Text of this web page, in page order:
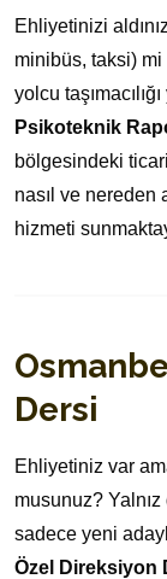
Ehliyetinizi
minibüs, taksi) mi
yolcu
Psikoteknik
bölgesindeki
nasıl ve nereden
hizmeti
Dersi
Ehliyetiniz var
musunuz?
sadece yeni
Özel Direksiyon